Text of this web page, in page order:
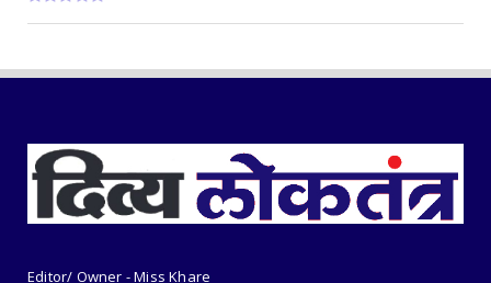
CHHATTISGARH
Editor/ Owner - Miss Khare